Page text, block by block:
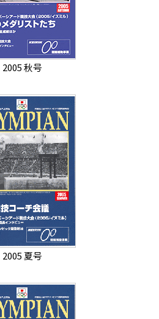
2005 秋号
2005 夏号